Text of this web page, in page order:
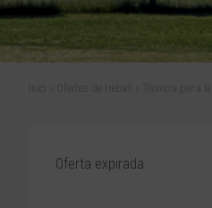
Oferta expirada